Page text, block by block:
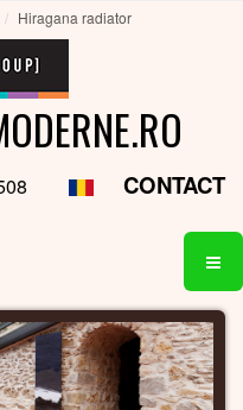
Hiragana radiator
CONTACT